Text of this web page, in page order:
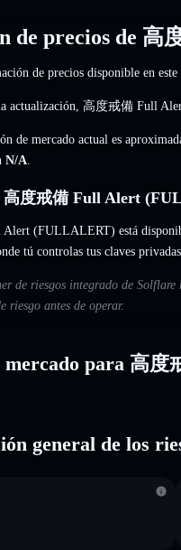
de precios de
de precios disponible en
actualización, 高度戒備 Full
de mercado actual es
N/A
高度戒備 Full Alert
(FULLALERT) está
tú controlas tus claves privadas.
de riesgos integrado de
riesgo antes de operar.
mercado para 高
general de los